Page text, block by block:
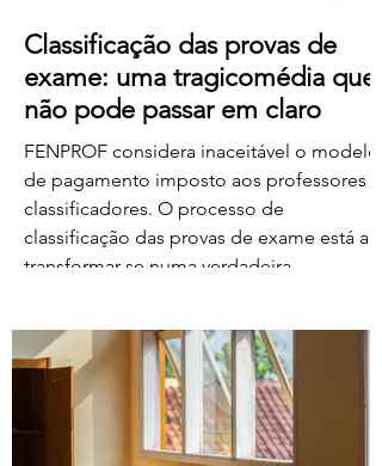
Classificação das provas de
exame: uma tragicomédia que
não pode passar em claro
FENPROF considera inaceitável o modelo
de pagamento imposto aos professores
classificadores. O processo de
classificação das provas de exame está a
transformar-se numa verdadeira
desorganização que marcaram este
processo, o Governo e o Ministério da
Educação, Ciência e Inovação parecem
querer acrescentar uma nova dimensão